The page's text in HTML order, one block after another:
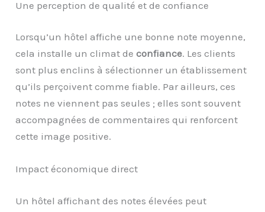
Une perception de qualité et de confiance
Lorsqu’un hôtel affiche une bonne note moyenne,
cela installe un climat deconfiance. Les clients
sont plus enclins à sélectionner un établissement
qu’ils perçoivent comme fiable. Par ailleurs, ces
notes ne viennent pas seules ; elles sont souvent
accompagnées de commentaires qui renforcent
cette image positive.
Impact économique direct
Un hôtel affichant des notes élevées peut